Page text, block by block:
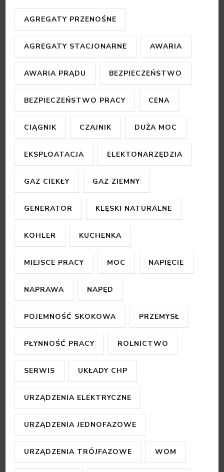
AGREGATY PRZENOŚNE
AGREGATY STACJONARNE AWARIA
AWARIA PRĄDU BEZPIECZEŃSTWO
BEZPIECZEŃSTWO PRACY CENA
CIĄGNIK CZAJNIK DUŻA MOC
EKSPLOATACJA ELEKTONARZĘDZIA
GAZ CIEKŁY GAZ ZIEMNY
GENERATOR KLĘSKI NATURALNE
KOHLER KUCHENKA
MIEJSCE PRACY MOC NAPIĘCIE
NAPRAWA NAPĘD
POJEMNOŚĆ SKOKOWA PRZEMYSŁ
PŁYNNOŚĆ PRACY ROLNICTWO
SERWIS UKŁADY CHP
URZĄDZENIA ELEKTRYCZNE
URZĄDZENIA JEDNOFAZOWE
URZĄDZENIA TRÓJFAZOWE WOM